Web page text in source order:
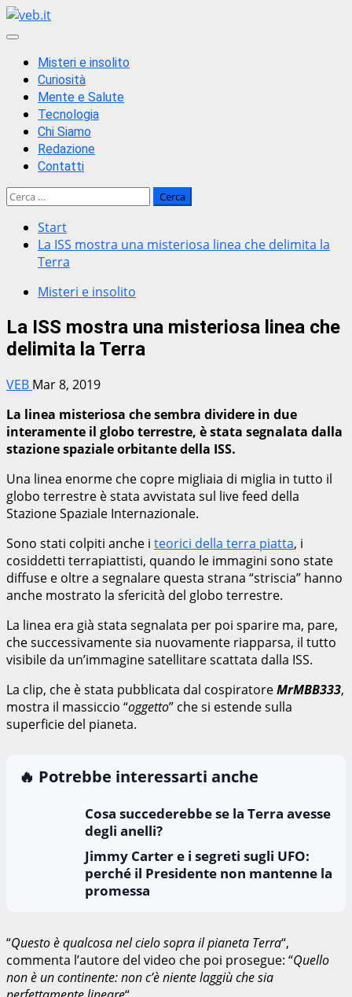
Zum
Inhalt
Primäres
MenüMisteri e insolito
Curiosità
Mente e Salute
Tecnologia
Chi Siamo
Redazione
Contatti
Ricerca
Start
La ISS mostra una misteriosa linea che delimita la
Terra
Misteri e insolito
La ISS mostra una misteriosa linea che
delimita la Terra
VEB Mar 8, 2019
La linea misteriosa che sembra dividere in due
interamente il globo terrestre, è stata segnalata dalla
stazione spaziale orbitante della ISS.
Una linea enorme che copre migliaia di miglia in tutto il
globo terrestre è stata avvistata sul live feed della
Stazione Spaziale Internazionale.
Sono stati colpiti anche i teorici della terra piatta, i
cosiddetti terrapiattisti, quando le immagini sono state
diffuse e oltre a segnalare questa strana “striscia” hanno
anche mostrato la sfericità del globo terrestre.
La linea era già stata segnalata per poi sparire ma, pare,
che successivamente sia nuovamente riapparsa, il tutto
visibile da un’immagine satellitare scattata dalla ISS.
La clip, che è stata pubblicata dal cospiratoreMrMBB333,
mostra il massiccio “oggetto” che si estende sulla
superficie del pianeta.
🔥 Potrebbe interessarti anche
Cosa succederebbe se la Terra avesse
degli anelli?
Jimmy Carter e i segreti sugli UFO:
perché il Presidente non mantenne la
promessa
“Questo è qualcosa nel cielo sopra il pianeta Terra“,
commenta l’autore del video che poi prosegue: “Quello
non è un continente: non c’è niente laggiù che sia